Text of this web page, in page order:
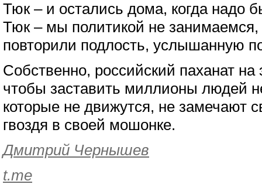
Тюк – и остались дома, когда надо
Тюк – мы политикой не
повторили подлость, услышанную
Собственно, российский паханат
чтобы заставить миллионы людей
которые не движутся, не замечают
гвоздя в своей мошонке.
Дмитрий Чернышев
t.me